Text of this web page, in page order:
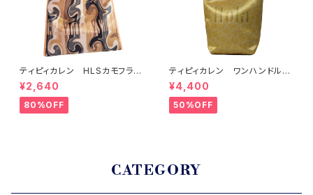
ティピィカレン HLSカモフラー
ジュ太ストラップビッグバッグ
¥2,640
80%OFF
ティピィカレン ワンハンドルホ
ースゴールド2WAYバゲットバッ
グ
¥4,400
50%OFF
CATEGORY